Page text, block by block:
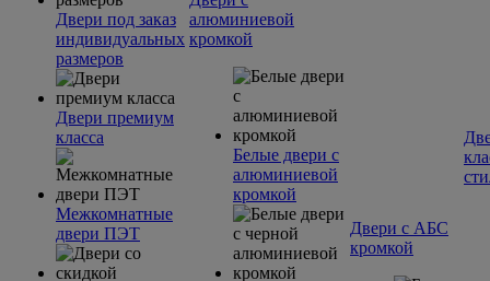
Двери под заказ
индивидуальных
размеров
Двери премиум
класса
Межкомнатные
двери ПЭТ
алюминиевой
кромкой
Белые двери с
алюминиевой
кромкой
Двери с АБС
кромкой